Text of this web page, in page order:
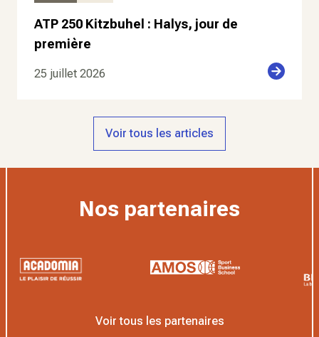
ATP 250 Kitzbuhel : Halys, jour de
première
25 juillet 2026
Voir tous les articles
Nos partenaires
Voir tous les partenaires